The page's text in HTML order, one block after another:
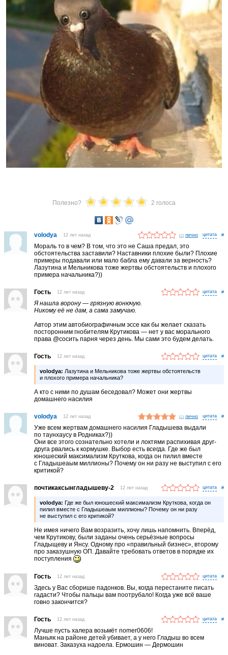
Полезно? 2 голоса
volodya 12 лет назад лично #
Мораль то в чем? В том, что это не Саша предал, это
обстоятельства заставили? Наставники плохие были? Плохие
примеры подавали или мало бабла ему давали за верность?
Лазутина и Мельникова тоже жертвы обстоятельств и плохого
примера начальника?))
Гость 12 лет назад #
Я нашла ворону — грязную вонючую.
Никому её не дам, а сама замучаю.
Автор этим автобиографичным эссе как бы желает сказать
посторонним гнобителям Крутикова — нет у вас морального
права @сосить парня через день. Мы сами это будем делать.
Гость 12 лет назад #
volodya: Лазутина и Мельникова тоже жертвы обстоятельств
и плохого примера начальника?
А кто с ними по душам беседовал? Может они жертвы
домашнего насилия
volodya 12 лет назад лично #
Уже всем жертвам домашнего насилия Гладышева выдали
по таунхаусу в Родниках?))
Они все этого сознательно хотели и локтями распихивая друг-
друга рвались к кормушке. Выбор есть всегда. Где же был
юношеский максимализм Круткова, когда он пилил вместе
с Гладышеаым миллионы? Почему он ни разу не выступил с его
критикой?
почтикаксынгладышеву-2 12 лет назад #
volodya: Где же был юношеский максимализм Круткова, когда он
пилил вместе с Гладышеаым миллионы? Почему он ни разу
не выступил с его критикой?
Не имея ничего Вам возразить, хочу лишь напомнить. Вперёд,
чем Крутикову, были заданы очень серьёзные вопросы
Гладыщеву и Янсу. Одному про «правильный бизнес», второму
про заказушную ОП. Давайте требовать ответов в порядке их
поступления
Гость 12 лет назад #
Здесь у Вас сборише падонков. Вы, когда перестаните писать
гадасти? Чтобы пальцы вам поотрубало! Когда уже всё ваше
говно закончится?
Гость 12 лет назад #
Лучше пусть халера возьмёт nomer0606!
Маньяк на районе детей убивает, а у него Гладыш во всем
виноват. Заказуха надоела. Ермошин — Дермошин